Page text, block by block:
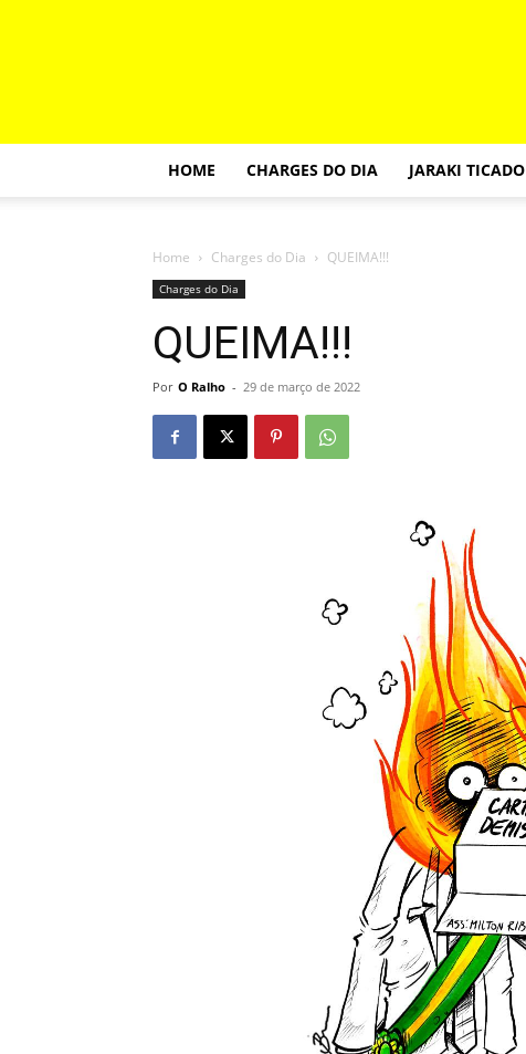
HOME CHARGES DO DIA JARAKI TICADO
Home Charges do Dia QUEIMA!!!
Charges do Dia
QUEIMA!!!
Por O Ralho - 29 de março de 2022